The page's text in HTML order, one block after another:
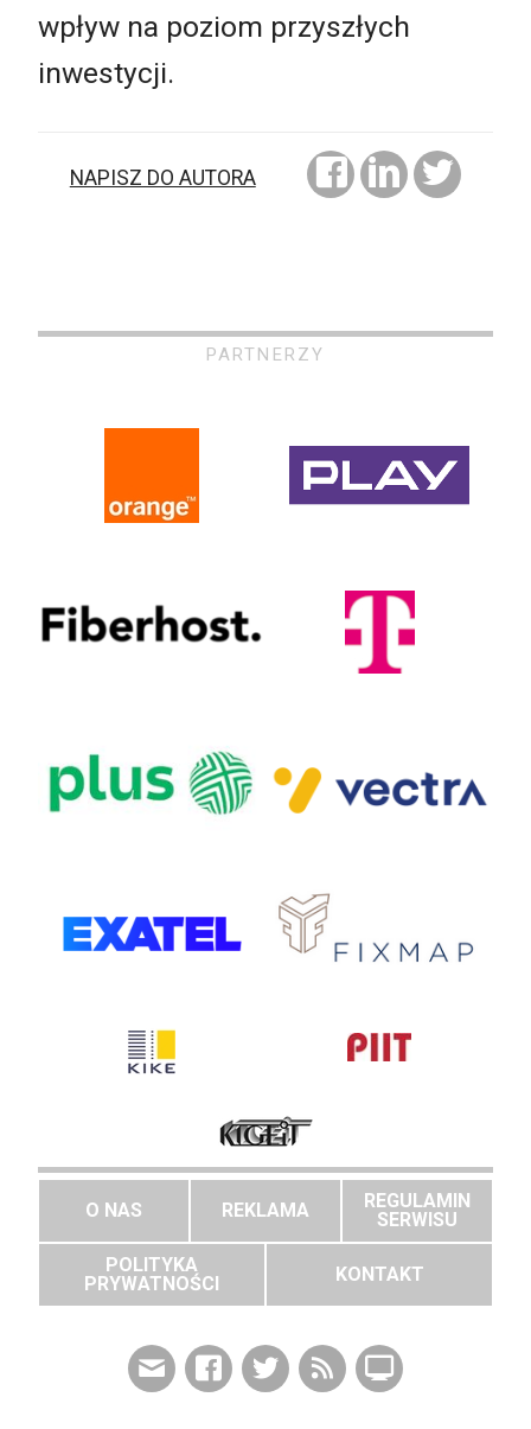
wpływ na poziom przyszłych
inwestycji.
NAPISZ DO AUTORA
PARTNERZY
O NAS REKLAMA
REGULAMIN
SERWISU
POLITYKA
PRYWATNOŚCI
KONTAKT